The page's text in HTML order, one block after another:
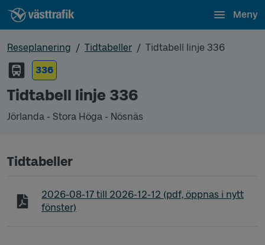
Meny
Reseplanering Tidtabeller
Tidtabell linje 336
336
Tidtabell linje 336
Jörlanda - Stora Höga - Nösnäs
Tidtabeller
Tidtabell linje 336 Jörlanda - Stora Höga - Nösnäs
2026-08-17 till 2026-12-12 (pdf, öppnas i nytt
fönster)